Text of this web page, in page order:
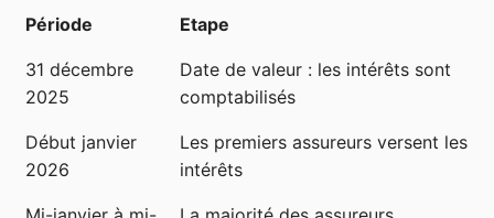
Période Etape
31 décembre
2025
Date de valeur : les intérêts sont
comptabilisés
Début janvier
2026
Les premiers assureurs versent les
intérêts